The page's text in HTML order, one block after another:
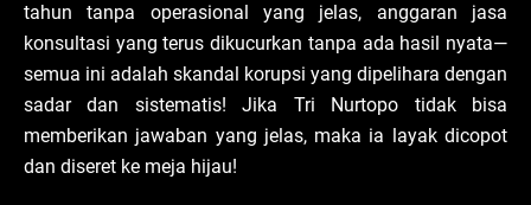
tahun tanpa operasional yang jelas, anggaran jasa
konsultasi yang terus dikucurkan tanpa ada hasil nyata—
semua ini adalah skandal korupsi yang dipelihara dengan
sadar dan sistematis! Jika Tri Nurtopo tidak bisa
memberikan jawaban yang jelas, maka ia layak dicopot
dan diseret ke meja hijau!